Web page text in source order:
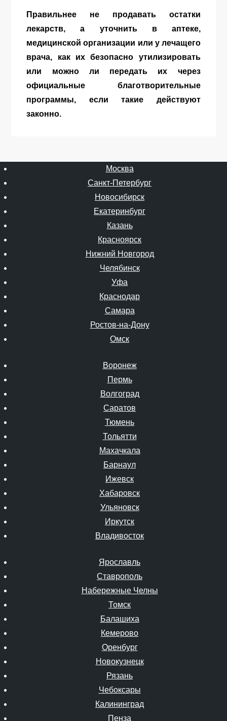
Правильнее не продавать остатки
лекарств, а уточнить в аптеке,
медицинской организации или у лечащего
врача, как их безопасно утилизировать
или можно ли передать их через
официальные благотворительные
программы, если такие действуют
законно.
Москва
Санкт-Петербург
Новосибирск
Екатеринбург
Казань
Красноярск
Нижний Новгород
Челябинск
Уфа
Краснодар
Самара
Ростов-на-Дону
Омск
Воронеж
Пермь
Волгоград
Саратов
Тюмень
Тольятти
Махачкала
Барнаул
Ижевск
Хабаровск
Ульяновск
Иркутск
Владивосток
Ярославль
Ставрополь
Набережные Челны
Томск
Балашиха
Кемерово
Оренбург
Новокузнецк
Рязань
Чебоксары
Калининград
Пенза